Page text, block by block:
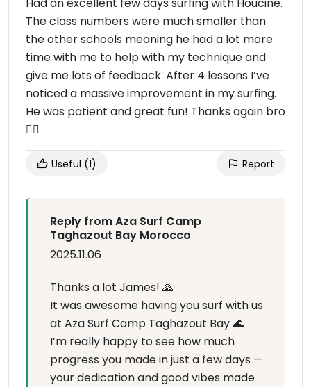
Had an excellent few days surfing with Houcine.
The class numbers were much smaller than
the other schools meaning he had a lot more
time with me to help with my technique and
give me lots of feedback. After 4 lessons I’ve
noticed a massive improvement in my surfing.
He was patient and great fun! Thanks again bro
🏄‍♂️
Useful (1) Report
Reply from Aza Surf Camp
Taghazout Bay Morocco
2025.11.06
Thanks a lot James! 🙏
It was awesome having you surf with us
at Aza Surf Camp Taghazout Bay 🌊
I’m really happy to see how much
progress you made in just a few days —
your dedication and good vibes made